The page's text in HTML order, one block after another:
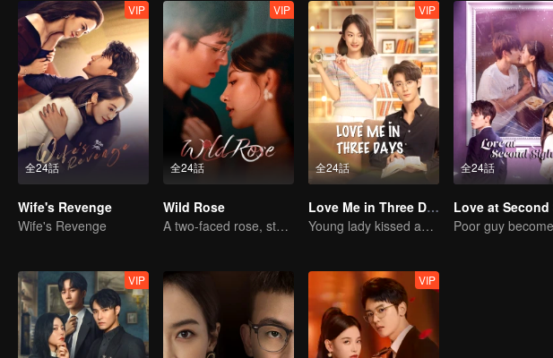
全24話
VIP
Wife's Revenge
Wife's Revenge
全24話
VIP
Wild Rose
A two-faced rose, stepping into the game alone
全24話
VIP
Love Me in Three Days
Young lady kissed and rescued the ever-changing CEO
全24話
VIP VIP